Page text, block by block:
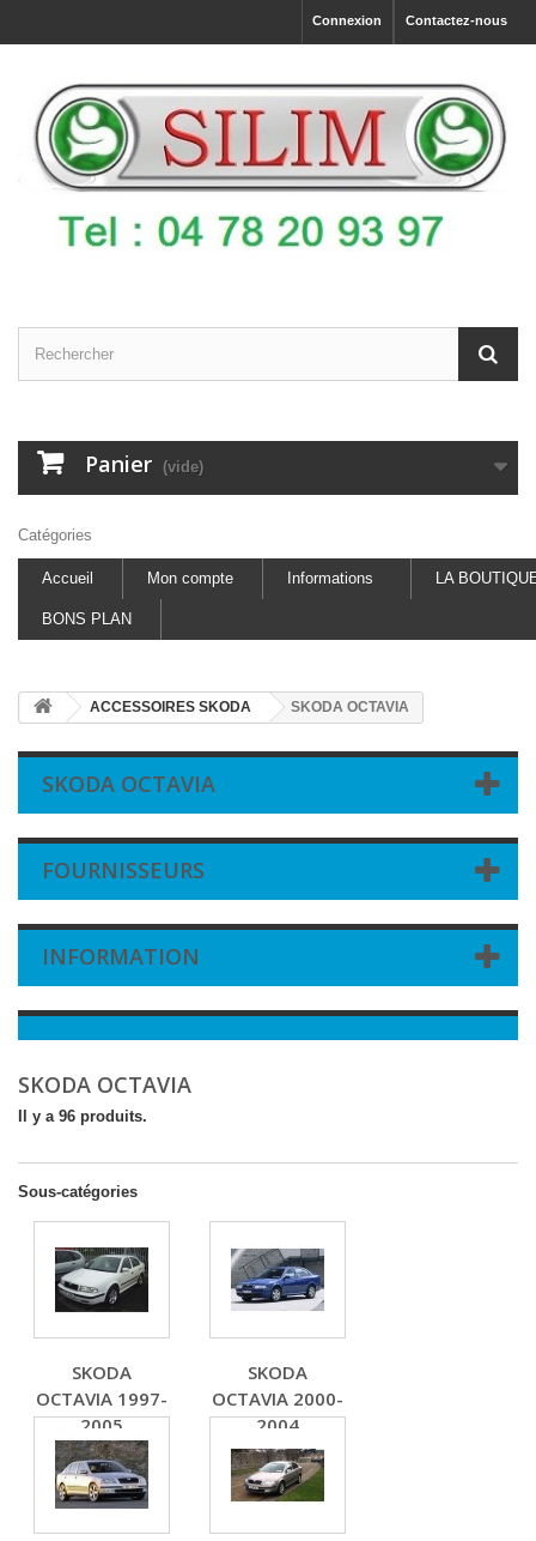
Contactez-nous
Connexion
Panier (vide)
Catégories
Accueil Mon compte Informations LA
BONS PLAN
ACCESSOIRES SKODA SKODA OCTAVIA
SKODA OCTAVIA
FOURNISSEURS
INFORMATION
SKODA OCTAVIA
Il y a 96 produits.
Sous-catégories
SKODA
OCTAVIA 1997-
2005
SKODA
OCTAVIA 2000-
2004